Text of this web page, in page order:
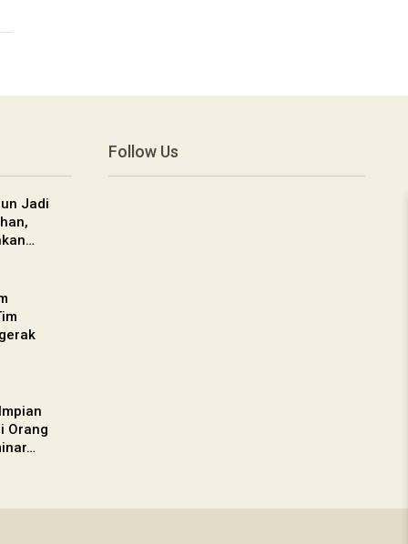
Jadi
Orang
Follow Us